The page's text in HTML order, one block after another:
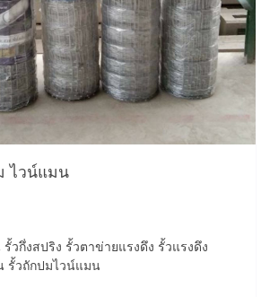
ไวน์แมน
วกึ่งสปริง รั้วตาข่ายแรงดึง รั้วแรงดึง
รั้วถักปมไวน์แมน